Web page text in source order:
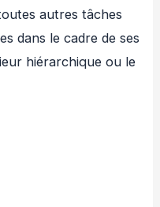
autres tâches
dans le cadre de ses
hiérarchique ou le